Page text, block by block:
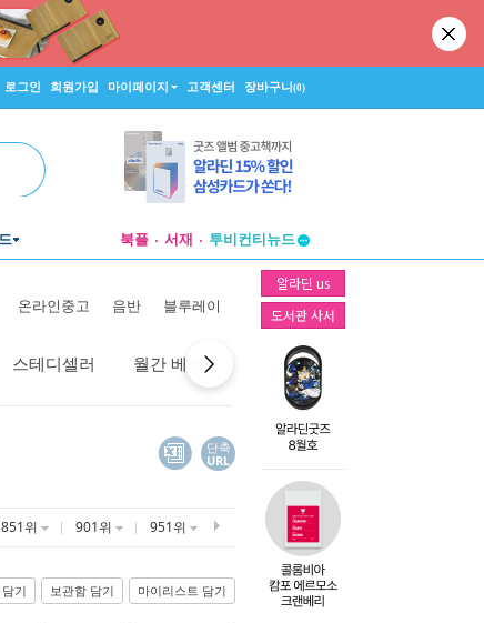
로그인 회원가입 마이페이지 고객센터 장바구니(0)
북플 서재
투비컨티뉴드
창작플랫폼
투비컨티뉴드
알라딘 us
도서관 사서
온라인중고 음반 블루레이
스테디셀러 월간 베스트 역대 베스트
단축
URL
851위 901위 951위
기 보관함 담기 마이리스트 담기